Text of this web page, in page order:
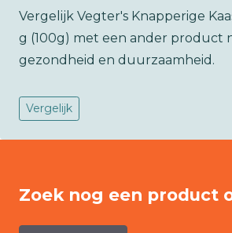
Vergelijk Vegter's Knapperige
g (100g) met een ander product
gezondheid en duurzaamheid.
Vergelijk
Zoek nog een product